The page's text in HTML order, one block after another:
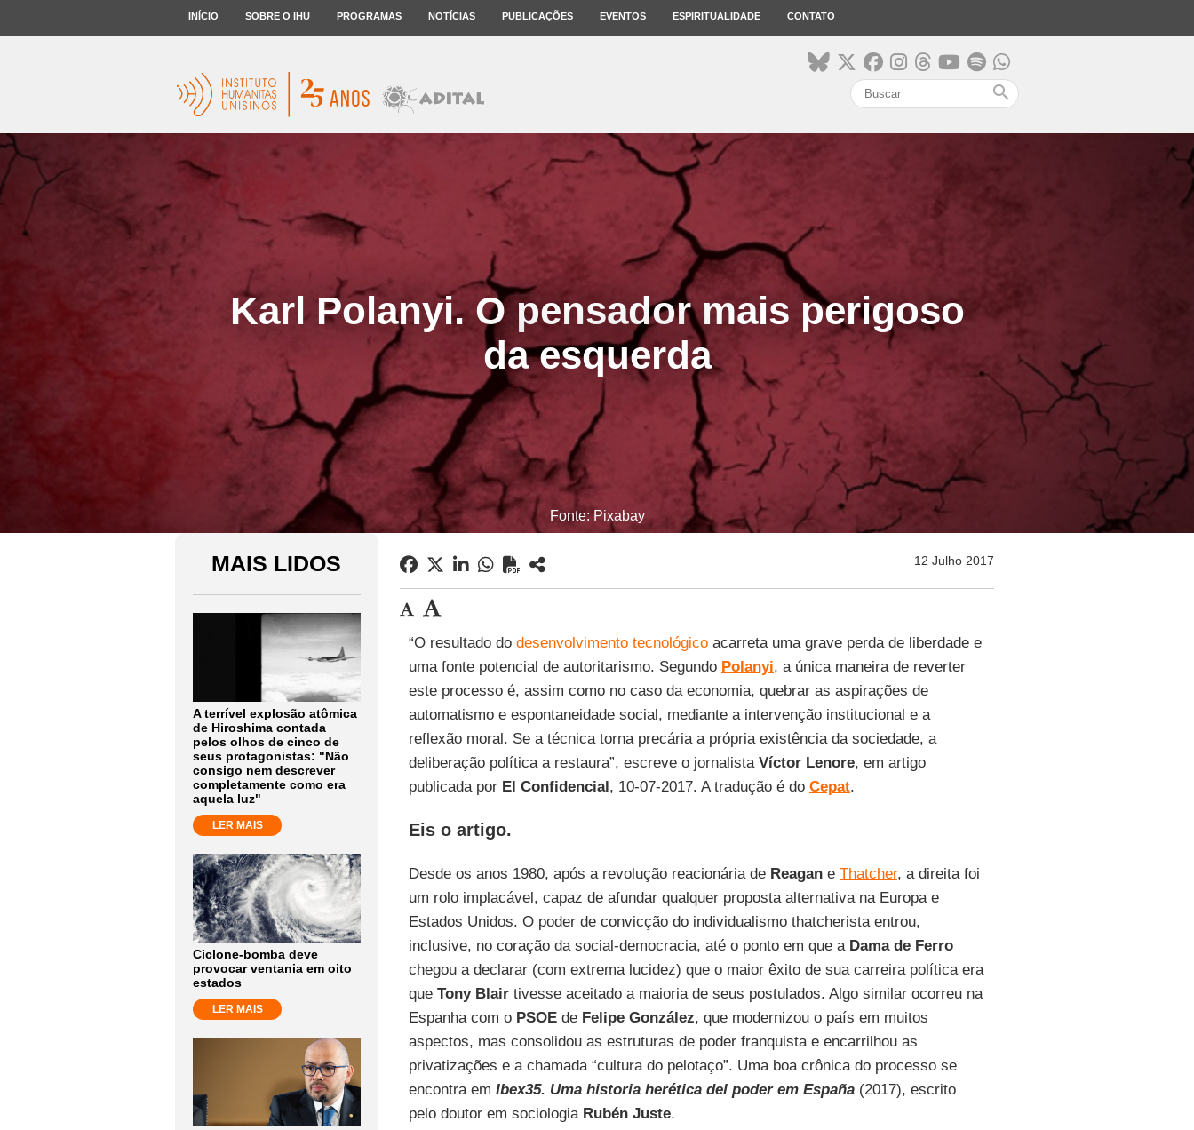
INÍCIO SOBRE O IHU PROGRAMAS NOTÍCIAS PUBLICAÇÕES EVENTOS ESPIRITUALIDADE CONTATO
search
Karl Polanyi. O pensador mais perigoso
da esquerda
Fonte: Pixabay
MAIS LIDOS
A terrível explosão atômica
de Hiroshima contada
pelos olhos de cinco de
seus protagonistas: "Não
consigo nem descrever
completamente como era
aquela luz"
LER MAIS
Ciclone-bomba deve
provocar ventania em oito
estados
LER MAIS
12 Julho 2017
“O resultado do desenvolvimento tecnológicoacarreta uma grave perda de liberdade e
uma fonte potencial de autoritarismo. Segundo Polanyi, a única maneira de reverter
este processo é, assim como no caso da economia, quebrar as aspirações de
automatismo e espontaneidade social, mediante a intervenção institucional e a
reflexão moral. Se a técnica torna precária a própria existência da sociedade, a
deliberação política a restaura”, escreve o jornalista Víctor Lenore, em artigo
publicada porEl Confidencial, 10-07-2017. A tradução é do Cepat.
Eis o artigo.
Desde os anos 1980, após a revolução reacionária de Reagane Thatcher, a direita foi
um rolo implacável, capaz de afundar qualquer proposta alternativa na Europa e
Estados Unidos. O poder de convicção do individualismo thatcherista entrou,
inclusive, no coração da social-democracia, até o ponto em que a Dama de Ferro
chegou a declarar (com extrema lucidez) que o maior êxito de sua carreira política era
que Tony Blairtivesse aceitado a maioria de seus postulados. Algo similar ocorreu na
Espanha com o PSOEde Felipe González, que modernizou o país em muitos
aspectos, mas consolidou as estruturas de poder franquista e encarrilhou as
privatizações e a chamada “cultura do pelotaço”. Uma boa crônica do processo se
encontra em Ibex35. Uma historia herética del poder em España (2017), escrito
pelo doutor em sociologia Rubén Juste.